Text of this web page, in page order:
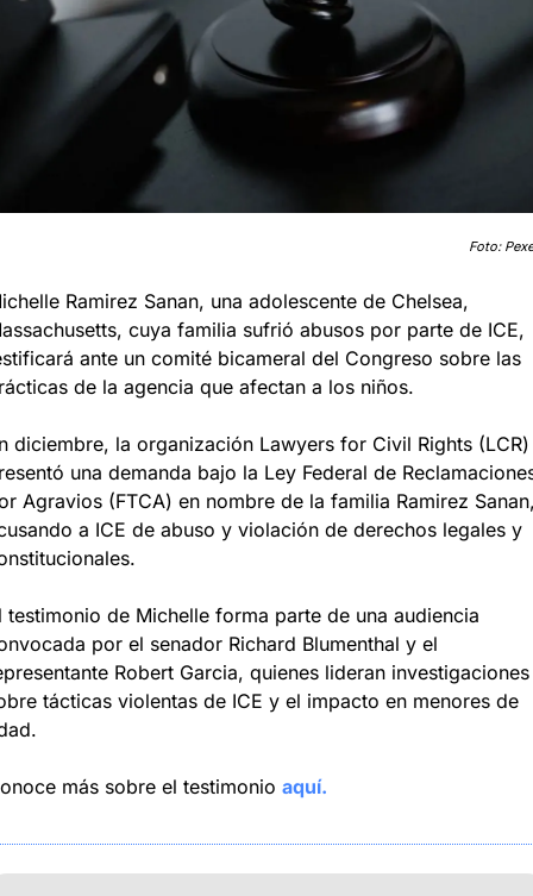
Foto:
Ramirez Sanan, una adolescente de Chelsea,
cuya familia sufrió abusos por parte de ICE,
ante un comité bicameral del Congreso sobre las
de la agencia que afectan a los niños.
diciembre, la organización Lawyers for Civil Rights (LCR)
una demanda bajo la Ley Federal de
Agravios (FTCA) en nombre de la familia Ramirez
a ICE de abuso y violación de derechos legales y
testimonio de Michelle forma parte de una audiencia
por el senador Richard Blumenthal y el
Robert Garcia, quienes lideran investigaciones
tácticas violentas de ICE y el impacto en menores de
más sobre el testimonio aquí.